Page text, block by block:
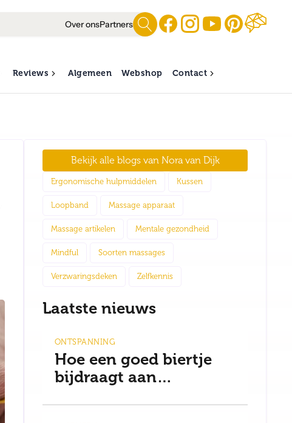
Over onsPartners
Reviews Algemeen Webshop Contact
Bekijk alle blogs van Nora van Dijk
Ergonomische hulpmiddelen Kussen
Loopband Massage apparaat
Massage artikelen Mentale gezondheid
Mindful Soorten massages
Verzwaringsdeken Zelfkennis
Laatste nieuws
ONTSPANNING
Hoe een goed biertje
bijdraagt aan